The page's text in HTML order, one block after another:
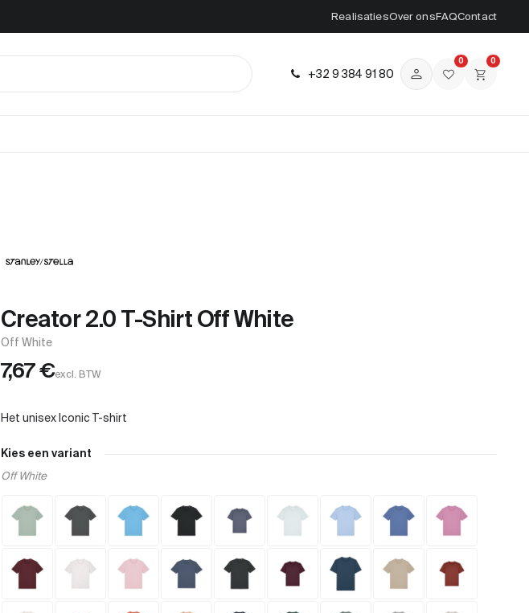
RealisatiesOver onsFAQContact
0
0
+32 9 384 91 80
Creator 2.0 T-Shirt Off White
Off White
7,67€excl. BTW
Kies een variant
Off White